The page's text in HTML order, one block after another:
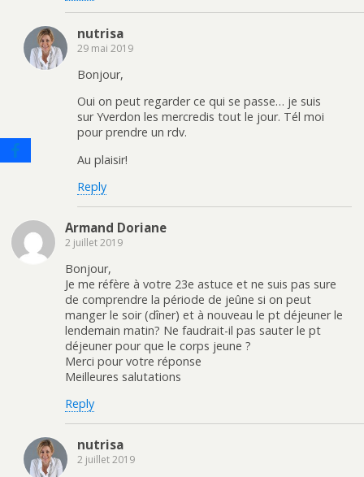
nutrisa
29 mai 2019
Bonjour,
Oui on peut regarder ce qui se passe… je suis
sur Yverdon les mercredis tout le jour. Tél moi
pour prendre un rdv.
Au plaisir!
Reply
Armand Doriane
2 juillet 2019
Bonjour,
Je me réfère à votre 23e astuce et ne suis pas sure
de comprendre la période de jeûne si on peut
manger le soir (dîner) et à nouveau le pt déjeuner le
lendemain matin? Ne faudrait-il pas sauter le pt
déjeuner pour que le corps jeune ?
Merci pour votre réponse
Meilleures salutations
Reply
nutrisa
2 juillet 2019